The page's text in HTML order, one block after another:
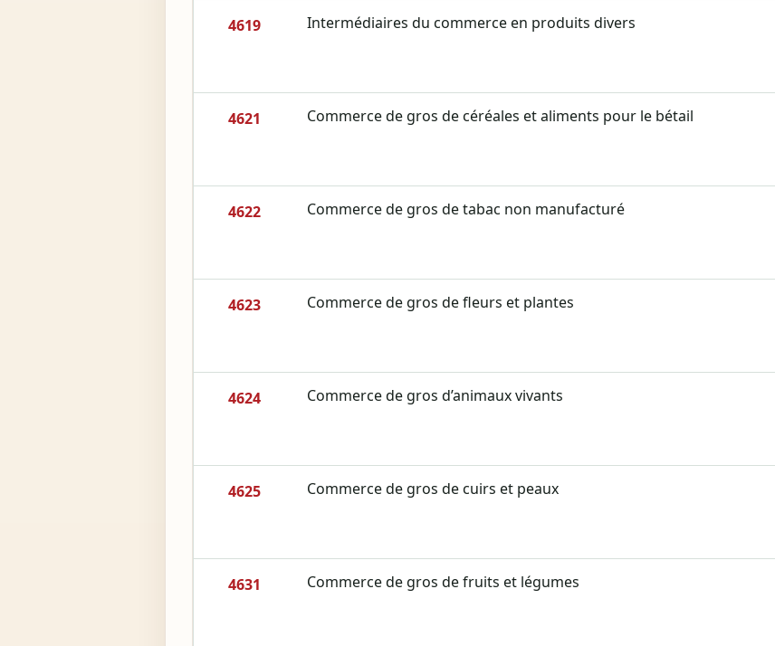
4619 Intermédiaires du commerce en produits divers
4621 Commerce de gros de céréales et aliments pour le bétail
4622 Commerce de gros de tabac non manufacturé
4623 Commerce de gros de fleurs et plantes
4624 Commerce de gros d’animaux vivants
4625 Commerce de gros de cuirs et peaux
4631 Commerce de gros de fruits et légumes